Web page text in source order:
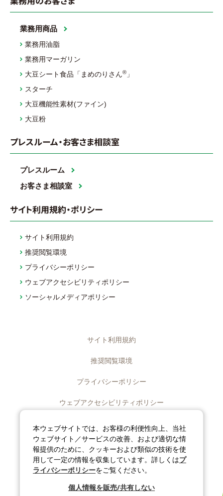
業務用商品
業務用油脂
業務用マーガリン
大豆シート食品「まめのりさん® 」
スターチ
大豆機能性素材(ファイン)
大豆粉
プレスルーム・お客さま相談室
プレスルーム
お客さま相談室
サイト利用規約・ポリシー
サイト利用規約
推奨閲覧環境
プライバシーポリシー
ウェブアクセシビリティポリシー
ソーシャルメディアポリシー
サイト利用規約
推奨閲覧環境
プライバシーポリシー
ウェブアクセシビリティポリシー
ディスクロージャーポリシー
ソーシャルメディアポリシー
サイトマップ
©J-OIL MILLS, INC. All rights reserved.
本ウェブサイトでは、お客様の利便性向上、当社
ウェブサイト／サービスの改善、および適切な情
報提供のために、クッキーおよび類似の技術を使
用して一定の情報を収集しています。詳しくはプ
ライバシーポリシーをご覧ください。
個人情報を販売/共有しない